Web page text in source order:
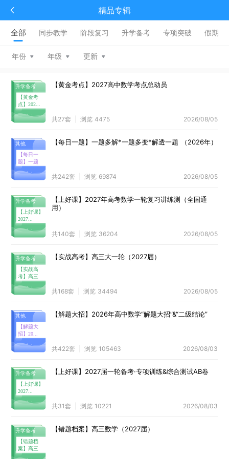
精品专辑
全部 同步教学 阶段复习 升学备考 专项突破 假期
年份 年级 更新
【黄金考
点】202...
【黄金考点】2027高中数学考点总动员
共27套 浏览 4475 2026/08/05
【每日一
题】一题
多...
【每日一题】一题多解*一题多变*解透一题 （2026年）
共242套 浏览 69874 2026/08/05
【上好课】
2027...
【上好课】2027年高考数学一轮复习讲练测（全国通
用）
共140套 浏览 36204 2026/08/05
【实战高
考】高三
大...
【实战高考】高三大一轮（2027届）
共168套 浏览 34494 2026/08/05
【解题大
招】20...
【解题大招】2026年高中数学“解题大招”&“二级结论”
共422套 浏览 105463 2026/08/03
【上好课】
2027...
【上好课】2027届一轮备考·专项训练&综合测试AB卷
共31套 浏览 10221 2026/08/03
【错题档
案】高三
数...
【错题档案】高三数学（2027届）